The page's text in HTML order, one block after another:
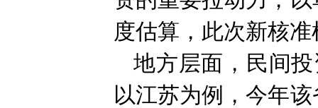
度估算，此次新核
地方层面，民间
以江苏为例，今年